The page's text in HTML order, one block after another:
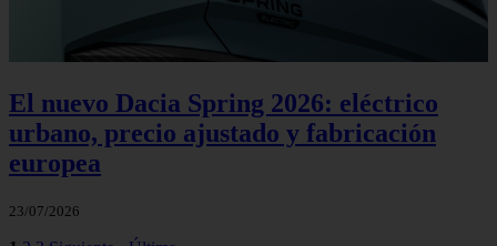
El nuevo Dacia Spring 2026: eléctrico
urbano, precio ajustado y fabricación
europea
23/07/2026